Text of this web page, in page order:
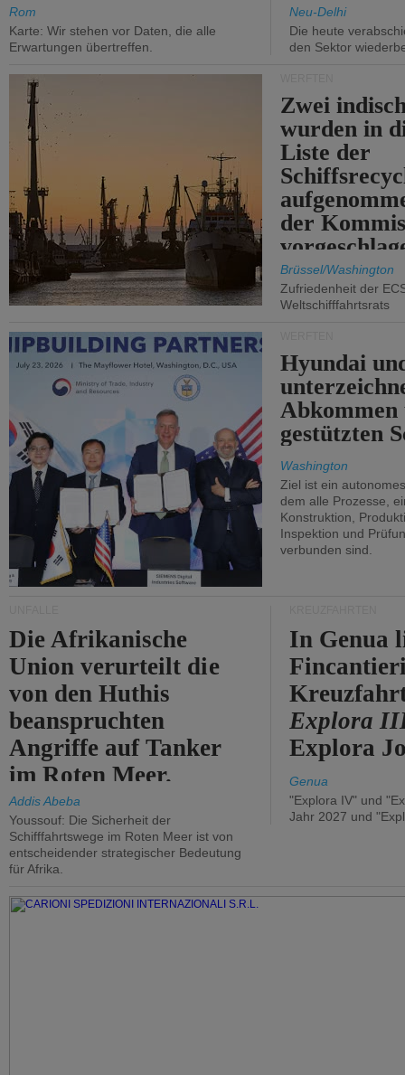
Rom
Karte: Wir stehen vor Daten, die alle
Erwartungen übertreffen.
Neu-Delhi
Die heute
den Sektor
Zwei
wurden in
Liste der
der
Brüssel/Washington
Zufriedenheit der
Weltschifffahrtsrats
Hyundai
gestützten
Washington
Ziel ist ein
dem alle Prozesse,
Konstruktion,
Inspektion und
verbunden sind.
Die Afrikanische
Union verurteilt die
von den Huthis
beanspruchten
Angriffe auf Tanker
im Roten Meer.
Addis Abeba
Youssouf: Die Sicherheit der
Schifffahrtswege im Roten Meer ist von
entscheidender strategischer Bedeutung
für Afrika.
In Genua
Explora
Explora
Genua
"Explora IV" und
Jahr 2027 und